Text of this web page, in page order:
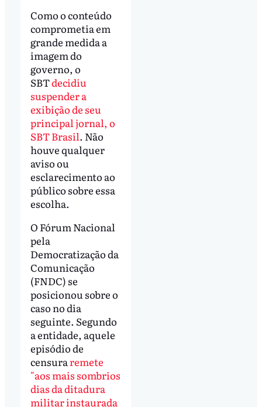
Como o conteúdo
comprometia em
grande medida a
imagem do
governo, o
SBTdecidiu
suspender a
exibição de seu
principal jornal, o
SBT Brasil. Não
houve qualquer
aviso ou
esclarecimento ao
público sobre essa
escolha.
O Fórum Nacional
pela
Democratização da
Comunicação
(FNDC) se
posicionou sobre o
caso no dia
seguinte. Segundo
a entidade, aquele
episódio de
censuraremete
"aos mais sombrios
dias da ditadura
militar instaurada